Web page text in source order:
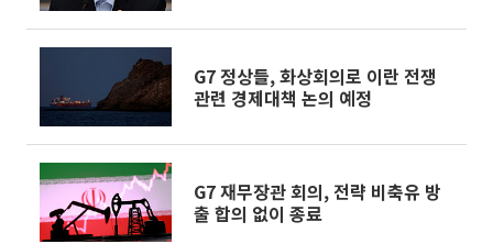
G7 정상들, 화상회의로 이란 전쟁
관련 경제대책 논의 예정
G7 재무장관 회의, 전략 비축유 방
출 합의 없이 종료